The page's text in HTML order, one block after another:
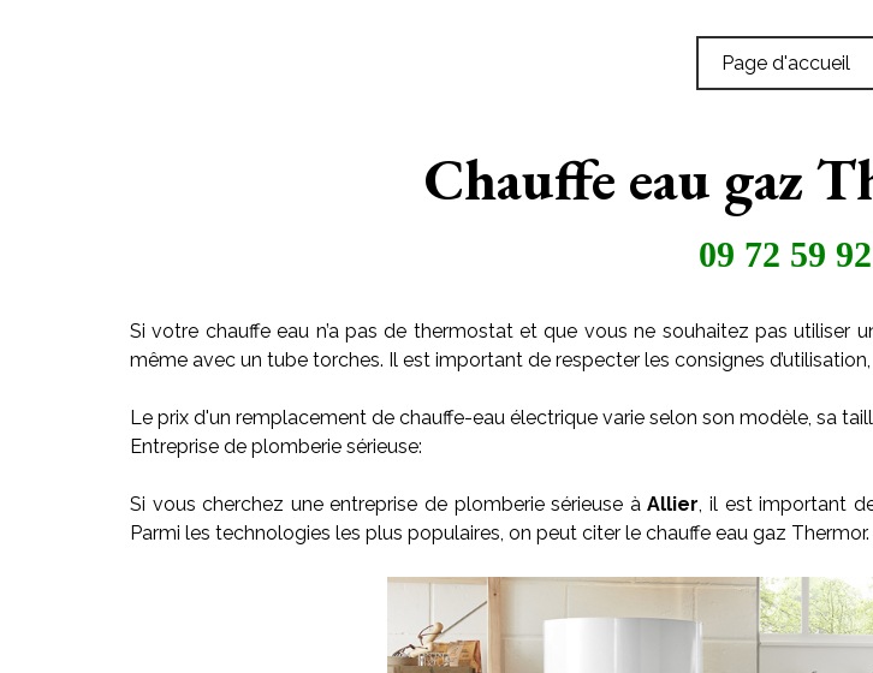
Page d'accueil
Chauffe eau gaz
09 72 59
Si votre chauffe eau n’a pas de thermostat et que vous ne souhaitez pas
même avec un tube torches. Il est important de respecter les consignes d’utilisation,
Le prix d'un remplacement de chauffe-eau électrique varie selon son modèle, sa
Entreprise de plomberie sérieuse:
Si vous cherchez une entreprise de plomberie sérieuse àAllier, il est important
Parmi les technologies les plus populaires, on peut citer le chauffe eau gaz Thermor.